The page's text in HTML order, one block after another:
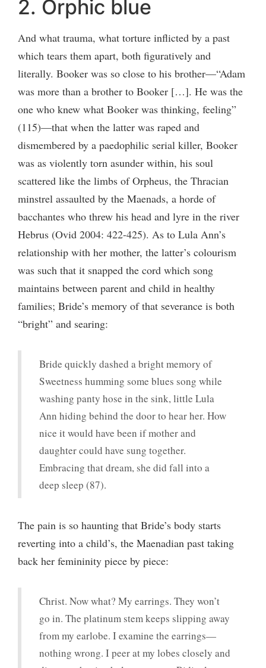
2. Orphic blue
And what trauma, what torture inflicted by a past
which tears them apart, both figuratively and
literally. Booker was so close to his brother—“Adam
was more than a brother to Booker […]. He was the
one who knew what Booker was thinking, feeling”
(115)—that when the latter was raped and
dismembered by a paedophilic serial killer, Booker
was as violently torn asunder within, his soul
scattered like the limbs of Orpheus, the Thracian
minstrel assaulted by the Maenads, a horde of
bacchantes who threw his head and lyre in the river
Hebrus (Ovid 2004: 422-425). As to Lula Ann’s
relationship with her mother, the latter’s colourism
was such that it snapped the cord which song
maintains between parent and child in healthy
families; Bride’s memory of that severance is both
“bright” and searing:
Bride quickly dashed a bright memory of
Sweetness humming some blues song while
washing panty hose in the sink, little Lula
Ann hiding behind the door to hear her. How
nice it would have been if mother and
daughter could have sung together.
Embracing that dream, she did fall into a
deep sleep (87).
The pain is so haunting that Bride’s body starts
reverting into a child’s, the Maenadian past taking
back her femininity piece by piece:
Christ. Now what? My earrings. They won’t
go in. The platinum stem keeps slipping away
from my earlobe. I examine the earrings—
nothing wrong. I peer at my lobes closely and